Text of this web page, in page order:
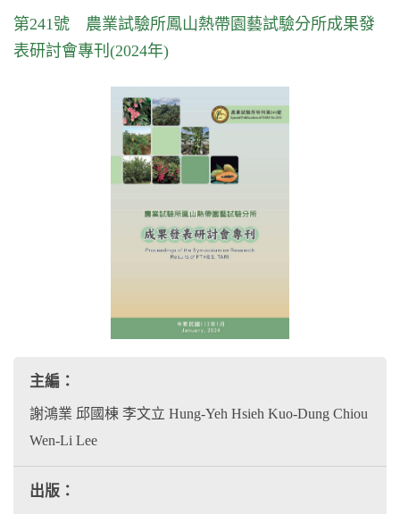
第241號 農業試驗所鳳山熱帶園藝試驗分所成果發
表研討會專刊(2024年)
主編：
謝鴻業 邱國棟 李文立 Hung-Yeh Hsieh Kuo-Dung Chiou
Wen-Li Lee
出版：